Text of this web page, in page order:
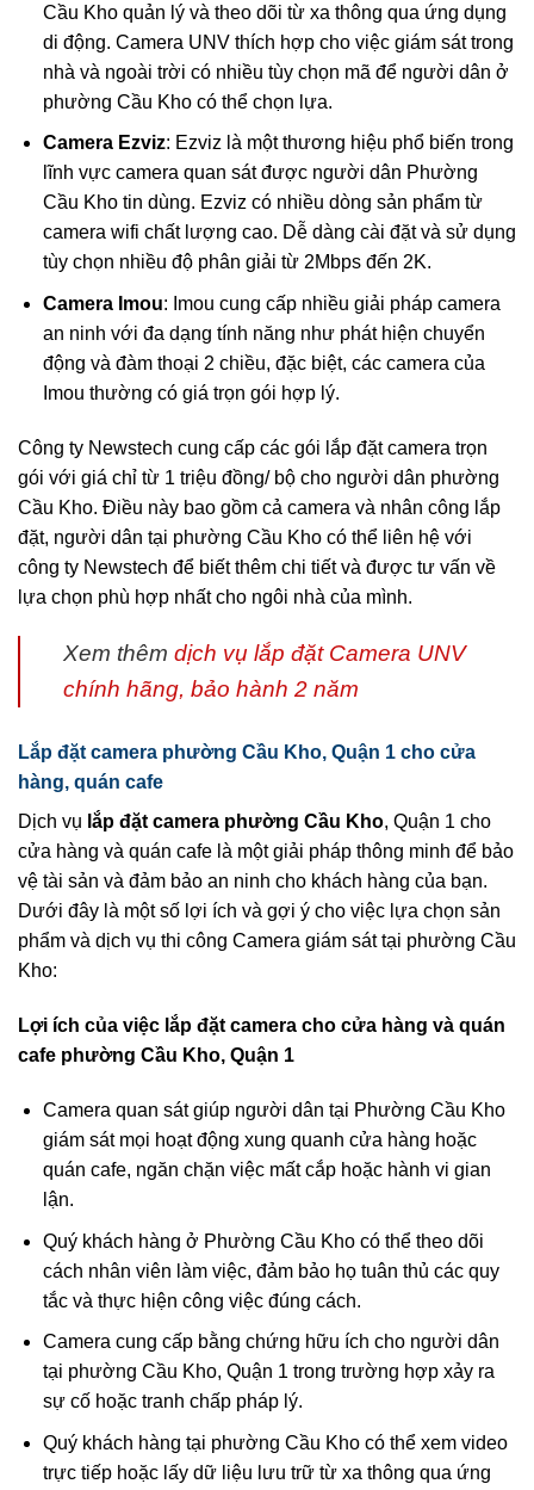
Cầu Kho quản lý và theo dõi từ xa thông qua ứng dụng
di động. Camera UNV thích hợp cho việc giám sát trong
nhà và ngoài trời có nhiều tùy chọn mã để người dân ở
phường Cầu Kho có thể chọn lựa.
Camera Ezviz: Ezviz là một thương hiệu phổ biến trong
lĩnh vực camera quan sát được người dân Phường
Cầu Kho tin dùng. Ezviz có nhiều dòng sản phẩm từ
camera wifi chất lượng cao. Dễ dàng cài đặt và sử dụng
tùy chọn nhiều độ phân giải từ 2Mbps đến 2K.
Camera Imou: Imou cung cấp nhiều giải pháp camera
an ninh với đa dạng tính năng như phát hiện chuyển
động và đàm thoại 2 chiều, đặc biệt, các camera của
Imou thường có giá trọn gói hợp lý.
Công ty Newstech cung cấp các gói lắp đặt camera trọn
gói với giá chỉ từ 1 triệu đồng/ bộ cho người dân phường
Cầu Kho. Điều này bao gồm cả camera và nhân công lắp
đặt, người dân tại phường Cầu Kho có thể liên hệ với
công ty Newstech để biết thêm chi tiết và được tư vấn về
lựa chọn phù hợp nhất cho ngôi nhà của mình.
Xem thêm dịch vụ lắp đặt Camera UNV
chính hãng, bảo hành 2 năm
Lắp đặt camera phường Cầu Kho, Quận 1 cho cửa
hàng, quán cafe
Dịch vụ lắp đặt camera phường Cầu Kho, Quận 1 cho
cửa hàng và quán cafe là một giải pháp thông minh để bảo
vệ tài sản và đảm bảo an ninh cho khách hàng của bạn.
Dưới đây là một số lợi ích và gợi ý cho việc lựa chọn sản
phẩm và dịch vụ thi công Camera giám sát tại phường Cầu
Kho:
Lợi ích của việc lắp đặt camera cho cửa hàng và quán
cafe phường Cầu Kho, Quận 1
Camera quan sát giúp người dân tại Phường Cầu Kho
giám sát mọi hoạt động xung quanh cửa hàng hoặc
quán cafe, ngăn chặn việc mất cắp hoặc hành vi gian
lận.
Quý khách hàng ở Phường Cầu Kho có thể theo dõi
cách nhân viên làm việc, đảm bảo họ tuân thủ các quy
tắc và thực hiện công việc đúng cách.
Camera cung cấp bằng chứng hữu ích cho người dân
tại phường Cầu Kho, Quận 1 trong trường hợp xảy ra
sự cố hoặc tranh chấp pháp lý.
Quý khách hàng tại phường Cầu Kho có thể xem video
trực tiếp hoặc lấy dữ liệu lưu trữ từ xa thông qua ứng